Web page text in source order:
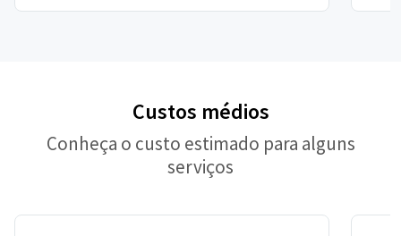
Custos médios
Conheça o custo estimado para alguns
serviços